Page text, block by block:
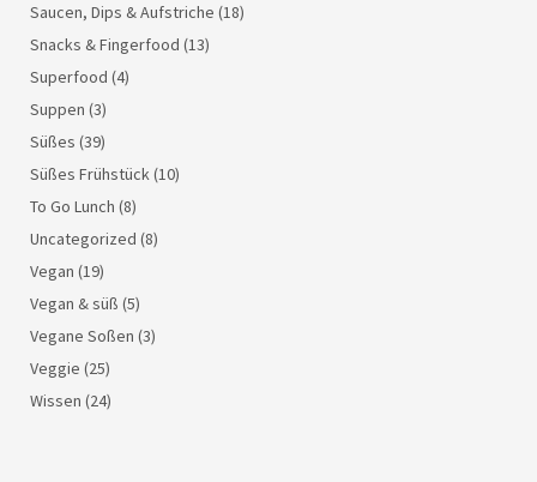
Saucen, Dips & Aufstriche (18)
Snacks & Fingerfood (13)
Superfood (4)
Suppen (3)
Süßes (39)
Süßes Frühstück(10)
To Go Lunch (8)
Uncategorized (8)
Vegan (19)
Vegan & süß (5)
Vegane Soßen (3)
Veggie (25)
Wissen (24)